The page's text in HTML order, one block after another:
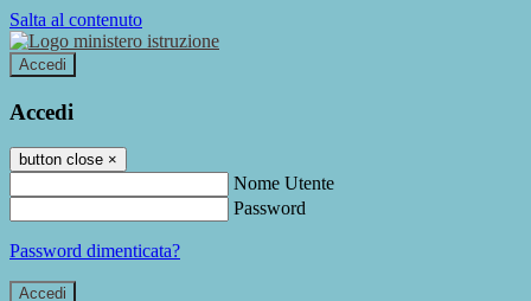
Salta al contenuto
Accedi
Accedi
button close ×
Nome Utente
Password
Password dimenticata?